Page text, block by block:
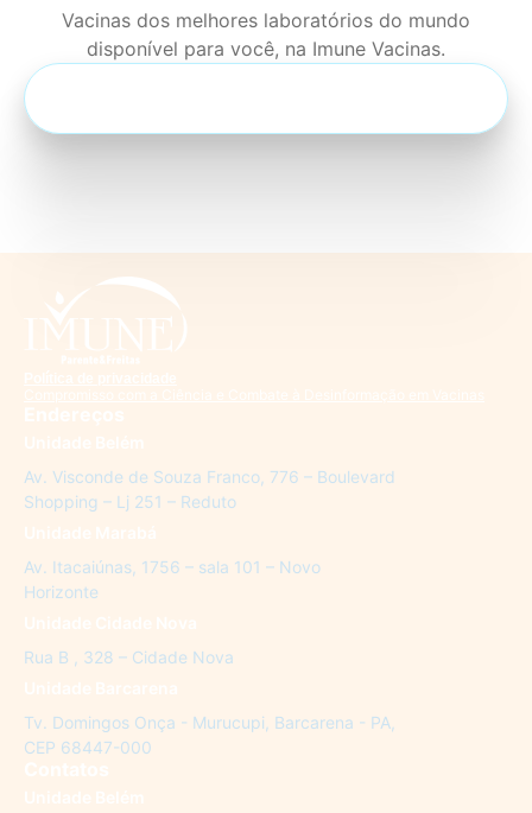
Vacinas dos melhores laboratórios do mundo
disponível para você, na Imune Vacinas.
Av. Visconde de Souza Franco, 776 – Boulevard
Shopping – Lj 251 – Reduto
Av. Itacaiúnas, 1756 – sala 101 – Novo
Horizonte
Rua B , 328 – Cidade Nova
Tv. Domingos Onça - Murucupi, Barcarena - PA,
CEP 68447-000